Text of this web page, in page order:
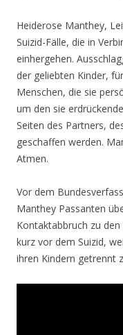
Heiderose Manthey,
Suizid-Fälle, die in
einhergehen.
der geliebten Kinder,
Menschen, die sie
um den sie
Seiten des Partners,
geschaffen werden.
Atmen.
Vor dem
Manthey Passanten
Kontaktabbruch zu
kurz vor dem Suizid,
ihren Kindern getrennt